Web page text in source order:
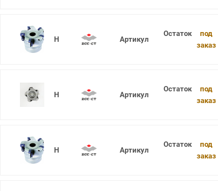
XMR01-080-A27-WP08-05
под
заказ
XMR01-100-B32-SD12-06
под
заказ
XMR01-100-B32-WP08-06
под
заказ